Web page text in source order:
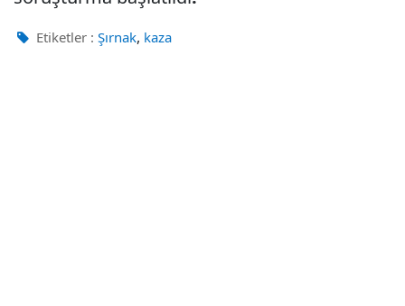
Etiketler : Şırnak, kaza